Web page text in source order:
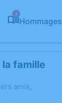
2
Hommages
famille
amis,